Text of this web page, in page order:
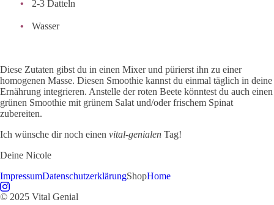
2-3 Datteln
Wasser
Diese Zutaten gibst du in einen Mixer und pürierst ihn zu einer
homogenen Masse. Diesen Smoothie kannst du einmal täglich in deine
Ernährung integrieren. Anstelle der roten Beete könntest du auch einen
grünen Smoothie mit grünem Salat und/oder frischem Spinat
zubereiten.
Ich wünsche dir noch einen vital-genialen Tag!
Deine Nicole
ImpressumDatenschutzerklärungShopHome
© 2025 Vital Genial